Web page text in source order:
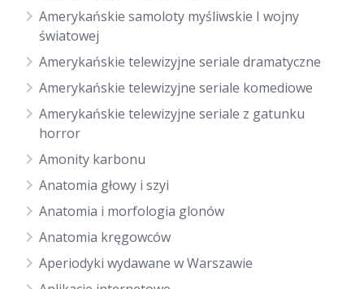
Amerykańskie samoloty myśliwskie I wojny
światowej
Amerykańskie telewizyjne seriale dramatyczne
Amerykańskie telewizyjne seriale komediowe
Amerykańskie telewizyjne seriale z gatunku
horror
Amonity karbonu
Anatomia głowy i szyi
Anatomia i morfologia glonów
Anatomia kręgowców
Aperiodyki wydawane w Warszawie